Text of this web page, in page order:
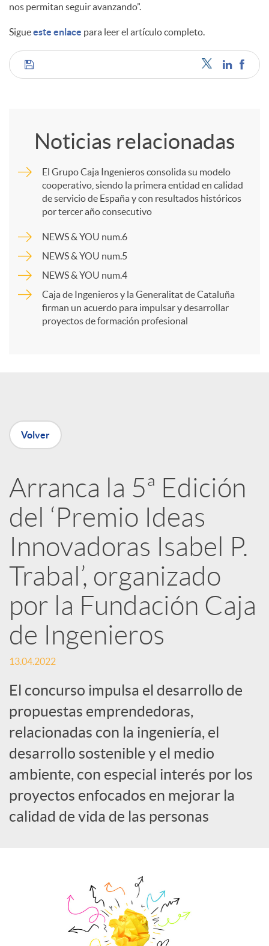
i
d
s
nos permitan seguir avanzando”.
Sigueeste enlace para leer el artículo completo.
C
a
r
e
R
e
d
e
s
S
o
c
i
Noticias relacionadas
El Grupo Caja Ingenieros consolida su modelo
cooperativo, siendo la primera entidad en calidad
de servicio de España y con resultados históricos
por tercer año consecutivo
NEWS & YOU num.6
NEWS & YOU num.5
NEWS & YOU num.4
Caja de Ingenieros y la Generalitat de Cataluña
firman un acuerdo para impulsar y desarrollar
proyectos de formación profesional
Volver
Arranca la 5ª Edición
del ‘Premio Ideas
Innovadoras Isabel P.
Trabal’, organizado
por la Fundación Caja
de Ingenieros
13.04.2022
El concurso impulsa el desarrollo de
propuestas emprendedoras,
relacionadas con la ingeniería, el
desarrollo sostenible y el medio
ambiente, con especial interés por los
proyectos enfocados en mejorar la
calidad de vida de las personas